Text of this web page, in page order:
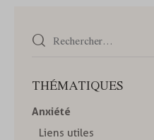
THÉMATIQUES
Anxiété
Liens utiles